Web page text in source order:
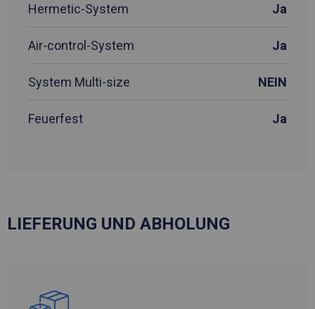
Hermetic-System Ja
Air-control-System Ja
System Multi-size NEIN
Feuerfest Ja
LIEFERUNG UND ABHOLUNG